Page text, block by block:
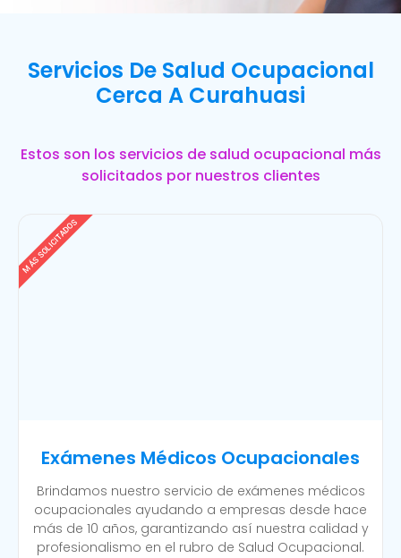
Servicios De Salud Ocupacional
Cerca A Curahuasi
Estos son los servicios de salud ocupacional más
solicitados por nuestros clientes
Exámenes Médicos Ocupacionales
Brindamos nuestro servicio de exámenes médicos
ocupacionales ayudando a empresas desde hace
más de 10 años, garantizando así nuestra calidad y
profesionalismo en el rubro de Salud Ocupacional.
MÁS SOLICITADOS